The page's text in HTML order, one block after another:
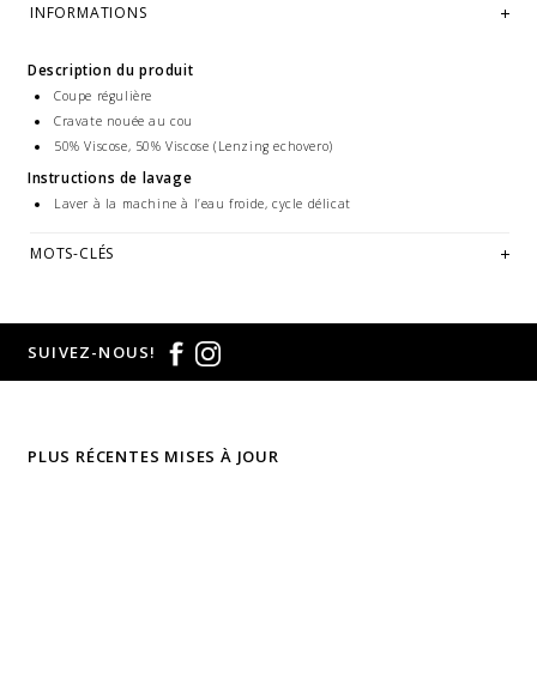
INFORMATIONS
Description du produit
Coupe régulière
Cravate nouée au cou
50% Viscose, 50% Viscose (Lenzing echovero)
Instructions de lavage
Laver à la machine à l’eau froide, cycle délicat
MOTS-CLÉS
SUIVEZ-NOUS!
PLUS RÉCENTES MISES À JOUR